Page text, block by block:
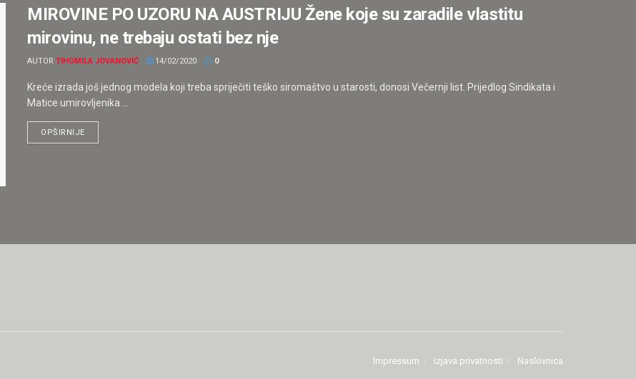
MIROVINE PO UZORU NA AUSTRIJU Žene koje su zaradile vlastitu
mirovinu, ne trebaju ostati bez nje
AUTOR TIHOMILA JOVANOVIĆ 14/02/2020 0
Kreće izrada još jednog modela koji treba spriječiti teško siromaštvo u starosti, donosi Večernji list. Prijedlog Sindikata i
Matice umirovljenika ...
OPŠIRNIJE
Impressum Izjava privatnosti Naslovnica